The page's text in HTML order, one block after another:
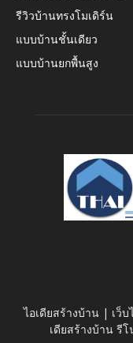
รีวิวบ้านทรงโมเดิร์น
แบบบ้านชั้นเดียว
แบบบ้านยกพื้นสูง
ไอเดียสร้างบ้าน | เว็
เดียสร้างบ้าน รี